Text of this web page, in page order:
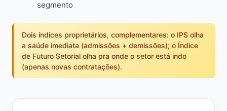
segmento
Dois índices proprietários, complementares: o IPS olha
a saúde imediata (admissões + demissões); o Índice
de Futuro Setorial olha pra onde o setor está indo
(apenas novas contratações).